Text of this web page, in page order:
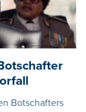
Botschafters